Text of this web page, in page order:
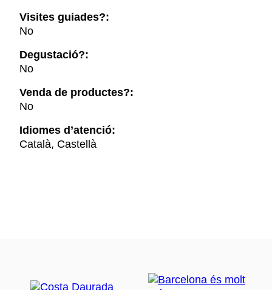
Visites guiades?:
No
Degustació?:
No
Venda de productes?:
No
Idiomes d’atenció:
Català, Castellà